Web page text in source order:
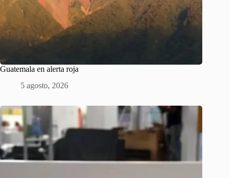
Guatemala en alerta roja
5 agosto, 2026